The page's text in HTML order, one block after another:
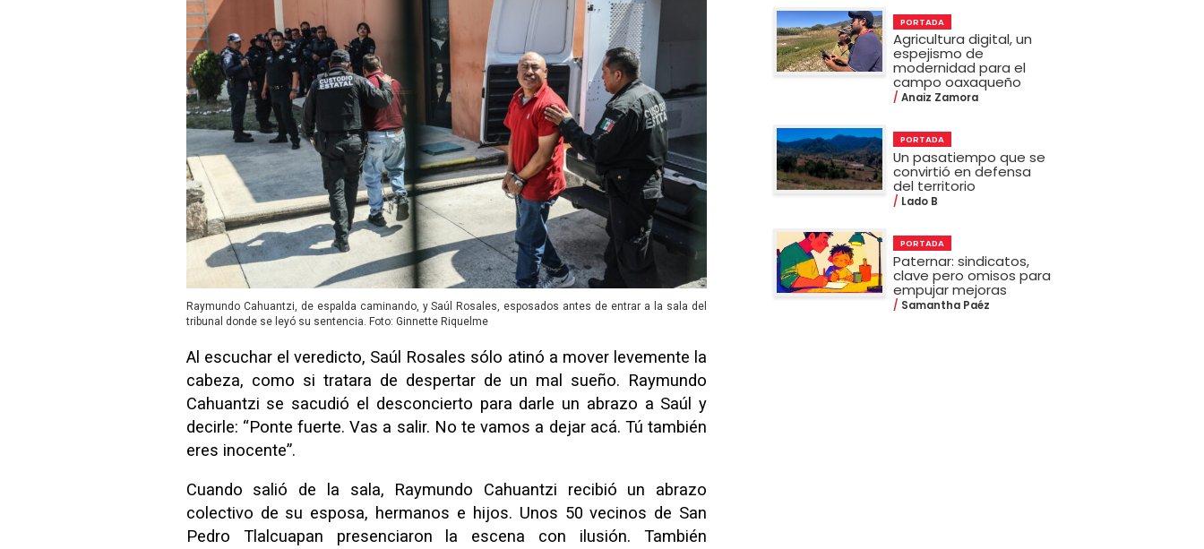
Raymundo Cahuantzi, de espalda caminando, y Saúl Rosales, esposados antes de entrar a la sala del
tribunal donde se leyó su sentencia. Foto: Ginnette Riquelme
Al escuchar el veredicto, Saúl Rosales sólo atinó a mover levemente la
cabeza, como si tratara de despertar de un mal sueño. Raymundo
Cahuantzi se sacudió el desconcierto para darle un abrazo a Saúl y
decirle: “Ponte fuerte. Vas a salir. No te vamos a dejar acá. Tú también
eres inocente”.
Cuando salió de la sala, Raymundo Cahuantzi recibió un abrazo
colectivo de su esposa, hermanos e hijos. Unos 50 vecinos de San
Pedro Tlalcuapan presenciaron la escena con ilusión. También
PORTADA
Agricultura digital, un
espejismo de
modernidad para el
campo oaxaqueño
Anaiz Zamora
PORTADA
Un pasatiempo que se
convirtió en defensa
del territorio
Lado B
PORTADA
Paternar: sindicatos,
clave pero omisos para
empujar mejoras
Samantha Paéz